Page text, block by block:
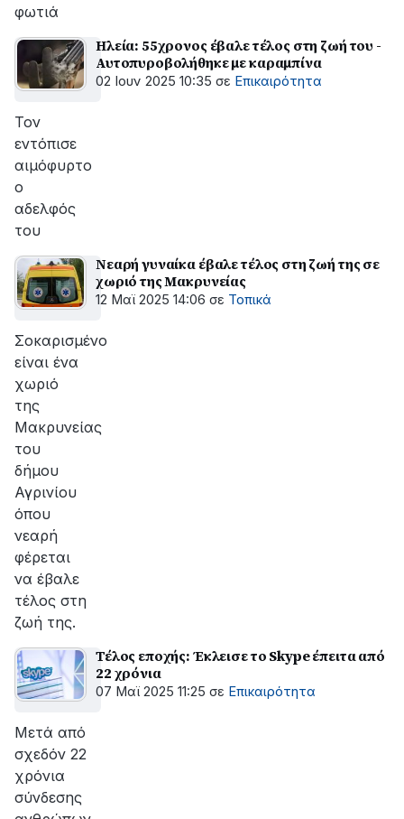
φωτιά
Ηλεία: 55χρονος έβαλε τέλος στη ζωή του -
Αυτοπυροβολήθηκε με καραμπίνα
02 Ιουν 2025 10:35 σε Επικαιρότητα
Τον
εντόπισε
αιμόφυρτο
ο
αδελφός
του
Νεαρή γυναίκα έβαλε τέλος στη ζωή της σε
χωριό της Μακρυνείας
12 Μαϊ 2025 14:06 σε Τοπικά
Σοκαρισμένο
είναι ένα
χωριό
της
Μακρυνείας
του
δήμου
Αγρινίου
όπου
νεαρή
φέρεται
να έβαλε
τέλος στη
ζωή της.
Τέλος εποχής: Έκλεισε το Skype έπειτα από
22 χρόνια
07 Μαϊ 2025 11:25 σε Επικαιρότητα
Μετά από
σχεδόν 22
χρόνια
σύνδεσης